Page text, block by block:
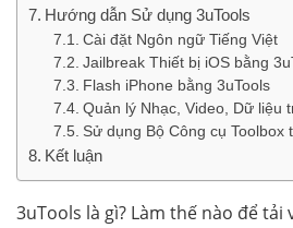
Hướng dẫn Sử dụng 3uTools
Cài đặt Ngôn ngữ Tiếng Việt
Jailbreak Thiết bị iOS bằng
Flash iPhone bằng 3uTools
Quản lý Nhạc, Video, Dữ liệu
Sử dụng Bộ Công cụ Toolbox
Kết luận
3uTools là gì? Làm thế nào để tải